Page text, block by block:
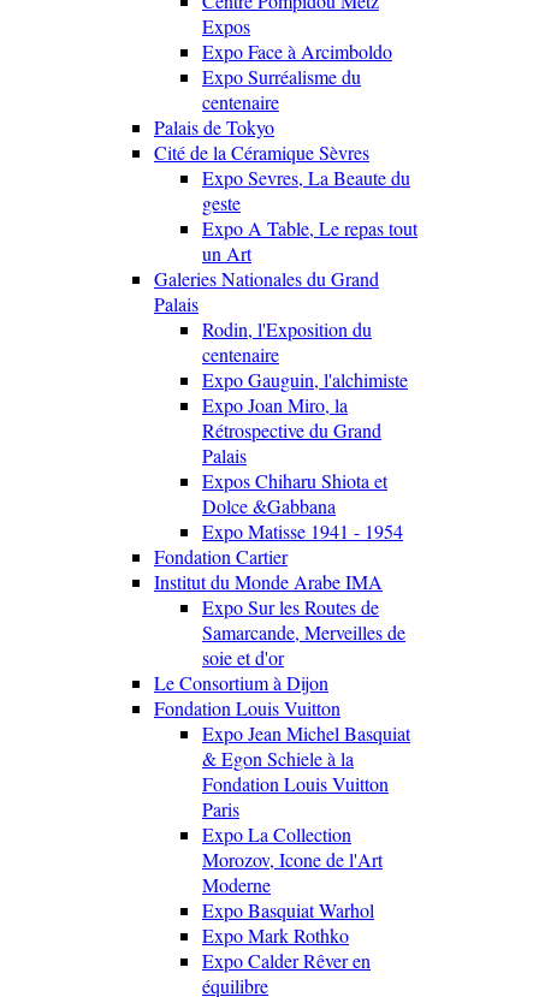
Expos
Expo Face à Arcimboldo
Expo Surréalisme du
centenaire
Palais de Tokyo
Cité de la Céramique Sèvres
Expo Sevres, La Beaute du
geste
Expo A Table, Le repas tout
un Art
Galeries Nationales du Grand
Palais
Rodin, l'Exposition du
centenaire
Expo Gauguin, l'alchimiste
Expo Joan Miro, la
Rétrospective du Grand
Palais
Expos Chiharu Shiota et
Dolce &Gabbana
Expo Matisse 1941 - 1954
Fondation Cartier
Institut du Monde Arabe IMA
Expo Sur les Routes de
Samarcande, Merveilles de
soie et d'or
Le Consortium à Dijon
Fondation Louis Vuitton
Expo Jean Michel Basquiat
& Egon Schiele à la
Fondation Louis Vuitton
Paris
Expo La Collection
Morozov, Icone de l'Art
Moderne
Expo Basquiat Warhol
Expo Mark Rothko
Expo Calder Rêver en
équilibre